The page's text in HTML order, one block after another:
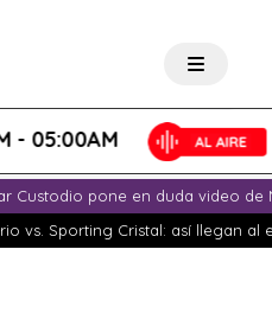
Custodio pone en duda video de
vs. Sporting Cristal: así llegan al